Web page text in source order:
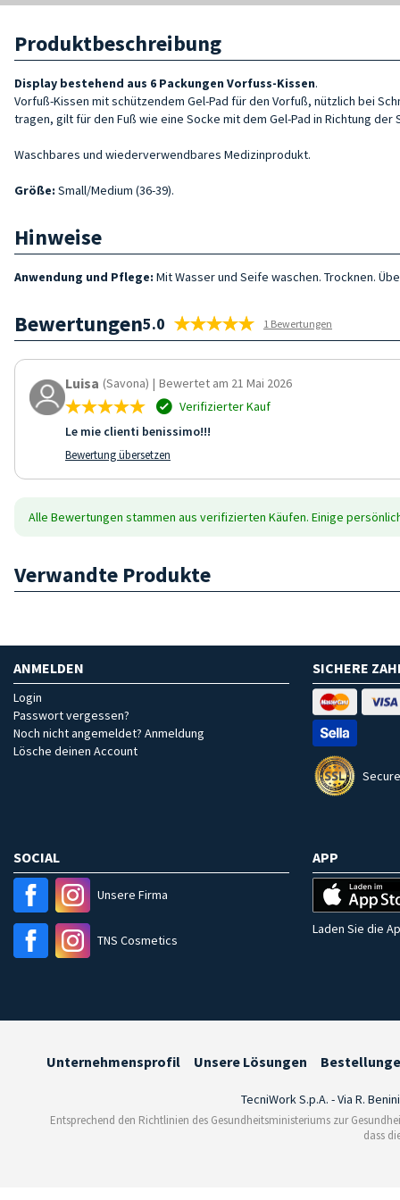
Produktbeschreibung
Display bestehend aus 6 Packungen Vorfuss-Kissen.
Vorfuß-Kissen mit schützendem Gel-Pad für den Vorfuß, nützlich bei
tragen, gilt für den Fuß wie eine Socke mit dem Gel-Pad in Richtung der
Waschbares und wiederverwendbares Medizinprodukt.
Größe: Small/Medium (36-39).
Hinweise
Anwendung und Pflege: Mit Wasser und Seife waschen. Trocknen.
Bewertungen5.0 1 Bewertungen
Luisa (Savona) | Bewertet am 21 Mai 2026
Verifizierter Kauf
Le mie clienti benissimo!!!
Bewertung übersetzen
Alle Bewertungen stammen aus verifizierten Käufen. Einige
Verwandte Produkte
ANMELDEN
Login
Passwort vergessen?
Noch nicht angemeldet? Anmeldung
Lösche deinen Account
SICHERE
SOCIAL
Unsere Firma
TNS Cosmetics
APP
Laden Sie die
Unternehmensprofil Unsere Lösungen
TecniWork S.p.A. - Via R.
Entsprechend den Richtlinien des Gesundheitsministeriums zur
dass